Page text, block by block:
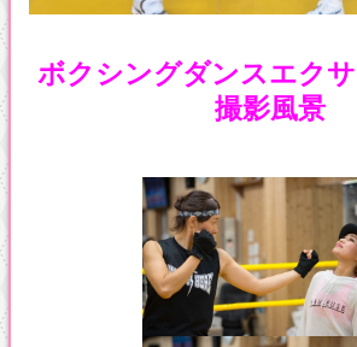
ボクシングダンスエク
撮影風景